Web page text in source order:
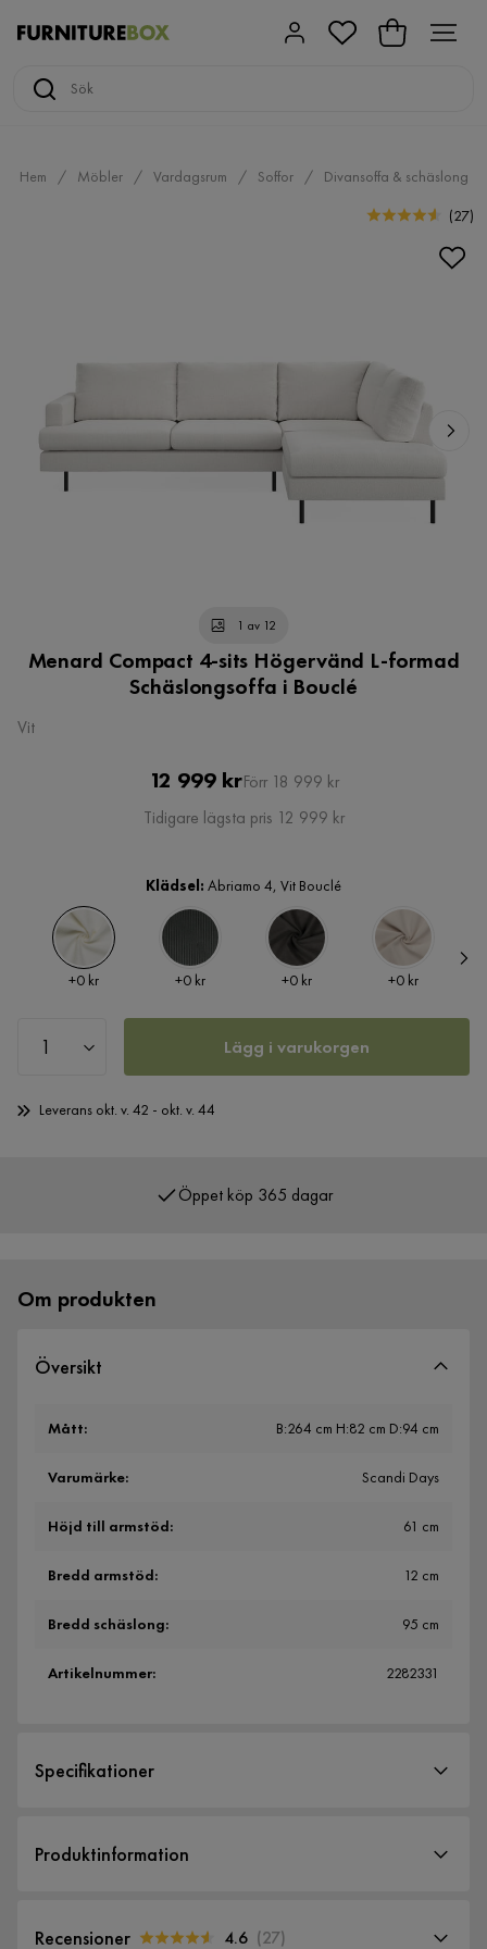
Hem Möbler Vardagsrum Soffor
Divansoffa & schäslong
(27)
1 av 12
Menard Compact 4-sits Högervänd L-formad
Schäslongsoffa i Bouclé
Vit
Pris
12 999 krOriginal
Pris
Förr 18 999 kr
Tidigare lägsta pris 12 999 kr
Klädsel: Abriamo 4, Vit Bouclé
Pris
+0 kr Pris
+0 kr Pris
+0 kr Pris
+0 kr
Lägg i varukorgen
Leverans okt. v. 42 - okt. v. 44
Om produkten
Översikt
Mått: B:264 cm H:82 cm D:94 cm
Varumärke: Scandi Days
Höjd till armstöd: 61 cm
Bredd armstöd: 12 cm
Bredd schäslong: 95 cm
Artikelnummer: 2282331
Specifikationer
Storlek
Produktinformation
Recensioner 4.6 (27)